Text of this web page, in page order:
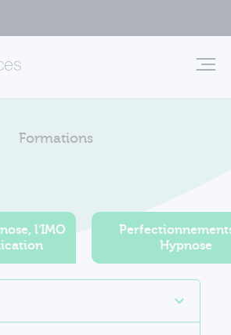
Formations
l'IMO
Hypnose
cookies